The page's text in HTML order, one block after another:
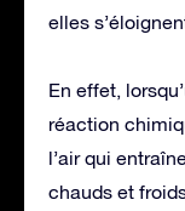
elles
En effet,
réaction
l’air qui
chauds et